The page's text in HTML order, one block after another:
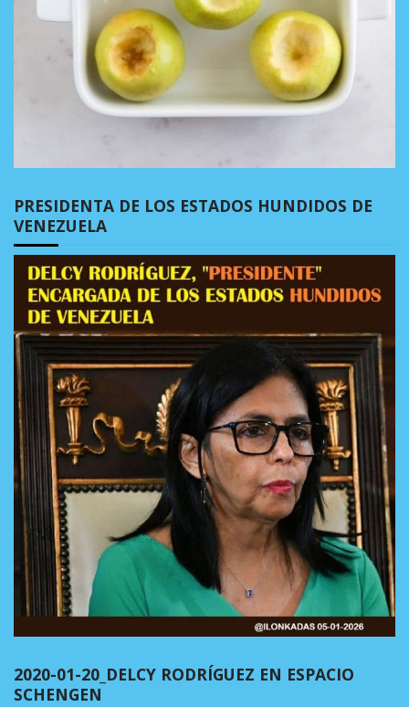
PRESIDENTA DE LOS ESTADOS HUNDIDOS DE
VENEZUELA
2020-01-20_DELCY RODRÍGUEZ EN ESPACIO
SCHENGEN